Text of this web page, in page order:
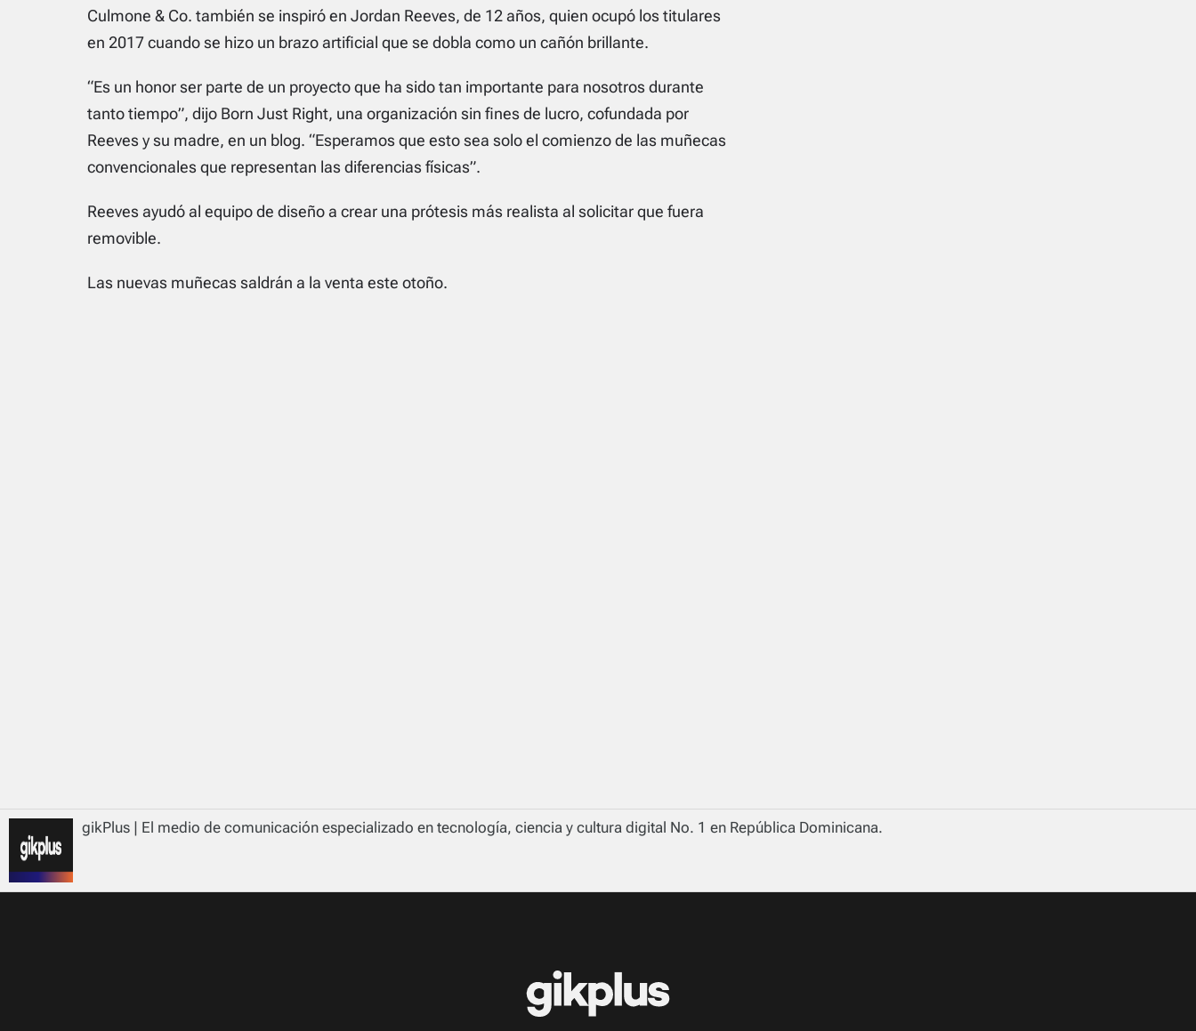
Culmone & Co. también se inspiró en Jordan Reeves, de 12 años, quien ocupó los titulares
en 2017 cuando se hizo un brazo artificial que se dobla como un cañón brillante.
“Es un honor ser parte de un proyecto que ha sido tan importante para nosotros durante
tanto tiempo”, dijo Born Just Right, una organización sin fines de lucro, cofundada por
Reeves y su madre, en un blog. “Esperamos que esto sea solo el comienzo de las muñecas
convencionales que representan las diferencias físicas”.
Reeves ayudó al equipo de diseño a crear una prótesis más realista al solicitar que fuera
removible.
Las nuevas muñecas saldrán a la venta este otoño.
gikPlus | El medio de comunicación especializado en tecnología, ciencia y cultura digital No. 1 en República Dominicana.